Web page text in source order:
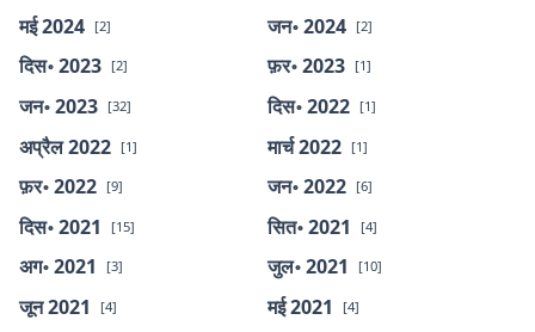
मई 2024 [2] जन॰ 2024 [2]
दिस॰ 2023 [2] फ़र॰ 2023 [1]
जन॰ 2023 [32] दिस॰ 2022 [1]
अप्रैल 2022 [1] मार्च 2022 [1]
फ़र॰ 2022 [9] जन॰ 2022 [6]
दिस॰ 2021 [15] सित॰ 2021 [4]
अग॰ 2021 [3] जुल॰ 2021 [10]
जून 2021 [4] मई 2021 [4]